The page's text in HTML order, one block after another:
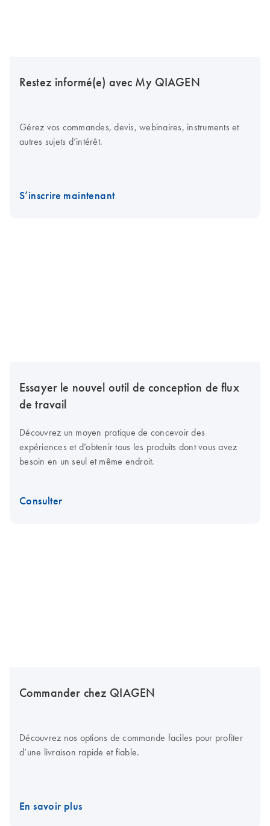
Restez informé(e) avec My QIAGEN
Gérez vos commandes, devis, webinaires, instruments et
autres sujets d’intérêt.
S’inscrire maintenant
Essayer le nouvel outil de conception de flux
de travail
Découvrez un moyen pratique de concevoir des
expériences et d’obtenir tous les produits dont vous avez
besoin en un seul et même endroit.
Consulter
Commander chez QIAGEN
Découvrez nos options de commande faciles pour profiter
d’une livraison rapide et fiable.
En savoir plus